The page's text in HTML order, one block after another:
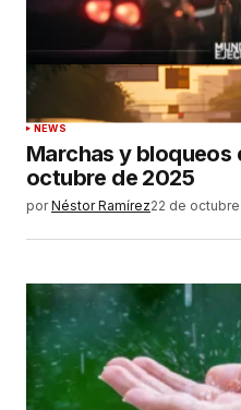
NEWS
Marchas y bloqueos
octubre de 2025
por Néstor Ramírez22 de